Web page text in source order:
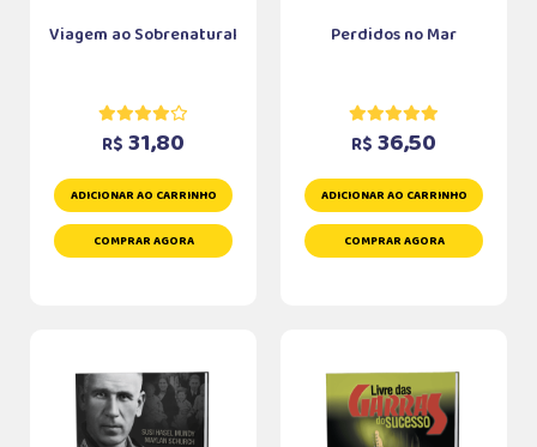
Viagem ao Sobrenatural
R$ 31,80
ADICIONAR AO CARRINHO
COMPRAR AGORA
Perdidos no Mar
R$ 36,50
ADICIONAR AO CARRINHO
COMPRAR AGORA